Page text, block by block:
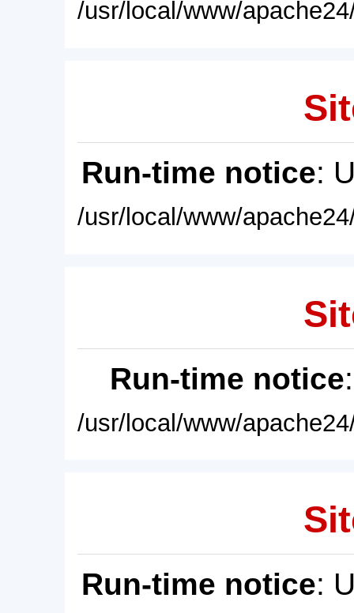
/usr/local/www/
Run-time notice:
/usr/local/www/
Run-time notice
/usr/local/www/
Run-time notice: